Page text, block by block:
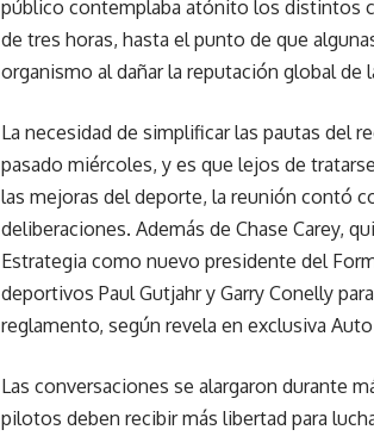
público contemplaba atónito los distintos
de tres horas, hasta el punto de que
organismo al dañar la reputación global de
La necesidad de simplificar las pautas del
pasado miércoles, y es que lejos de
las mejoras del deporte, la reunión contó
deliberaciones. Además de Chase Carey,
Estrategia como nuevo presidente del
deportivos Paul Gutjahr y Garry Conelly
reglamento, según revela en exclusiva
Las conversaciones se alargaron durante
pilotos deben recibir más libertad para